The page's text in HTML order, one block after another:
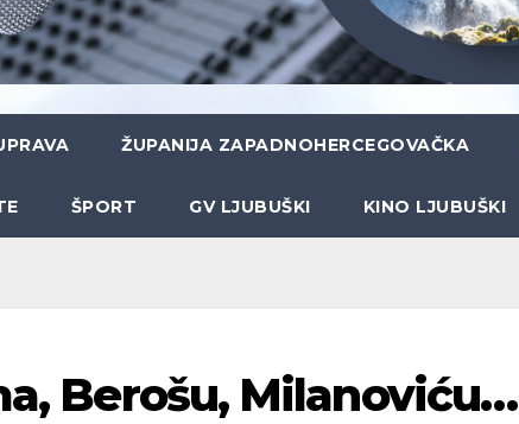
ŽUPANIJA ZAPADNOHERCEGOVAČKA
ŠPORT GV LJUBUŠKI KINO LJUBUŠKI
Berošu, Milanoviću…